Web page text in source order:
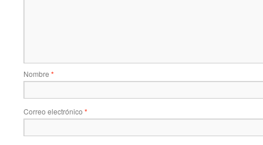
Nombre *
Correo electrónico *